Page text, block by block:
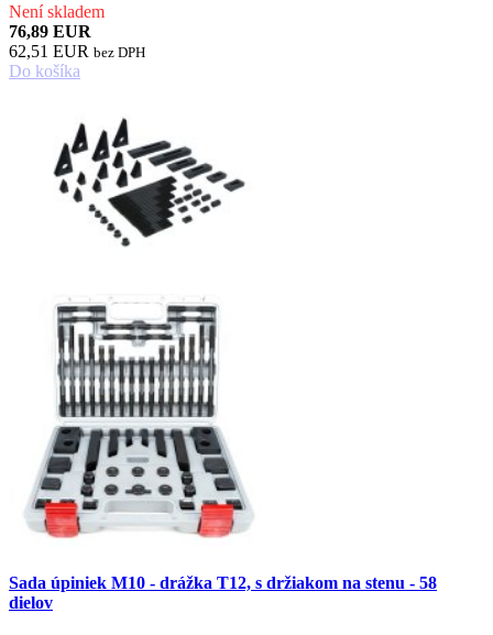
Není skladem
76,89 EUR
62,51 EUR bez DPH
Do košíka
Sada úpiniek M10 - drážka T12, s držiakom na stenu - 58
dielov